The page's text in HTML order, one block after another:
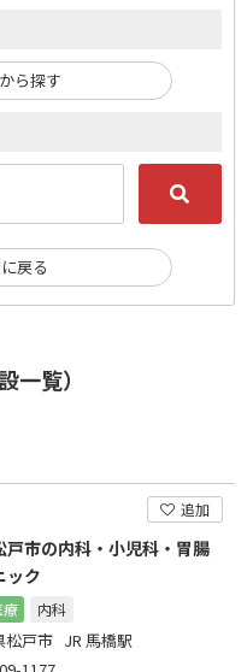
一覧）
追加
戸市の内科・小児科・胃腸
ック
療 内科
松戸市 JR 馬橋駅
ら探す
戻る